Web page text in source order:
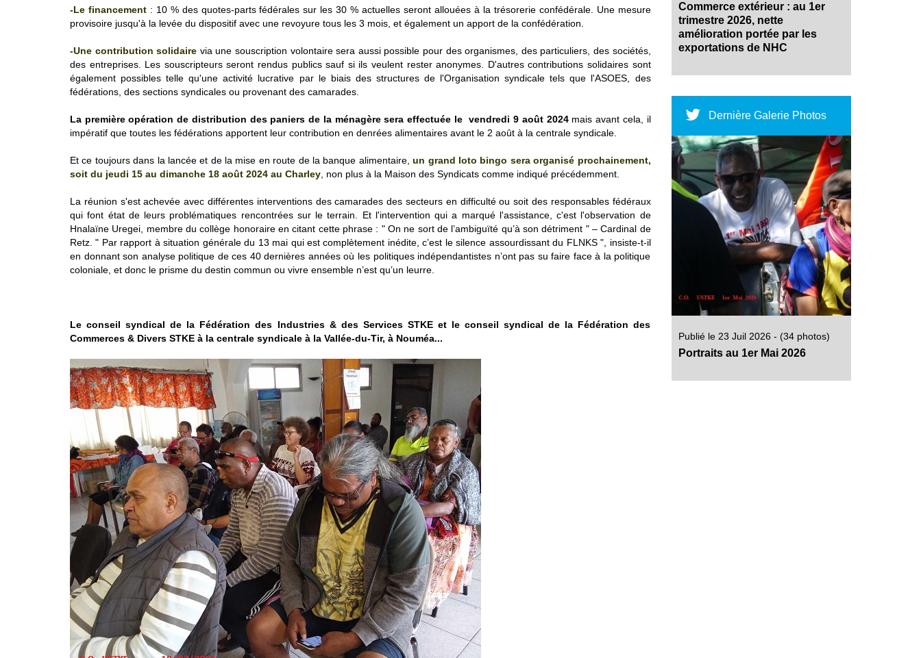
-Le financement : 10 % des quotes-parts fédérales sur les 30 % actuelles seront allouées à la trésorerie confédérale. Une mesure
provisoire jusqu'à la levée du dispositif avec une revoyure tous les 3 mois, et également un apport de la confédération.
-Une contribution solidaire via une souscription volontaire sera aussi possible pour des organismes, des particuliers, des sociétés,
des entreprises. Les souscripteurs seront rendus publics sauf si ils veulent rester anonymes. D'autres contributions solidaires sont
également possibles telle qu'une activité lucrative par le biais des structures de l'Organisation syndicale tels que l'ASOES, des
fédérations, des sections syndicales ou provenant des camarades.
La première opération de distribution des paniers de la ménagère sera effectuée le vendredi 9 août 2024 mais avant cela, il
impératif que toutes les fédérations apportent leur contribution en denrées alimentaires avant le 2 août à la centrale syndicale.
Et ce toujours dans la lancée et de la mise en route de la banque alimentaire,un grand loto bingo sera organisé prochainement,
soit du jeudi 15 au dimanche 18 août 2024 au Charley, non plus à la Maison des Syndicats comme indiqué précédemment.
La réunion s'est achevée avec différentes interventions des camarades des secteurs en difficulté ou soit des responsables fédéraux
qui font état de leurs problématiques rencontrées sur le terrain. Et l'intervention qui a marqué l'assistance, c'est l'observation de
Hnalaïne Uregei, membre du collège honoraire en citant cette phrase : " On ne sort de l’ambiguïté qu’à son détriment " – Cardinal de
Retz. " Par rapport à situation générale du 13 mai qui est complètement inédite, c’est le silence assourdissant du FLNKS ", insiste-t-il
en donnant son analyse politique de ces 40 dernières années où les politiques indépendantistes n’ont pas su faire face à la politique
coloniale, et donc le prisme du destin commun ou vivre ensemble n’est qu’un leurre.
Le conseil syndical de la Fédération des Industries & des Services STKE et le conseil syndical de la Fédération des
Commerces & Divers STKE à la centrale syndicale à la Vallée-du-Tir, à Nouméa...
Commerce extérieur : au 1er
trimestre 2026, nette
amélioration portée par les
exportations de NHC
Dernière Galerie Photos
Publié le 23 Juil 2026 - (34 photos)
Portraits au 1er Mai 2026